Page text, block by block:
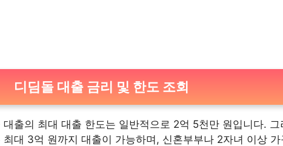
디딤돌 대출 금리 및 한도 조회
출의 최대 대출 한도는 일반적으로 2억 5천만 원입니다. 그
대 3억 원까지 대출이 가능하며, 신혼부부나 2자녀 이상 가